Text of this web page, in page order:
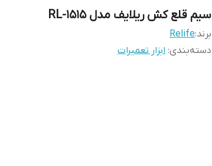
سیم قلع کش ریلایف مدل RL-1515
برند:Relife
دسته‌بندی: ابزار تعمیرات